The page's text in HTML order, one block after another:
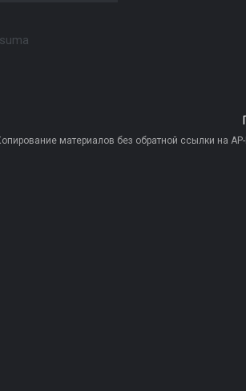
материалов без обратной ссылки на